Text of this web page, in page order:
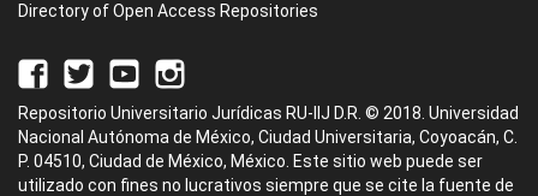
Directory of Open Access Repositories
Repositorio Universitario Jurídicas RU-IIJ D.R. © 2018. Universidad
Nacional Autónoma de México, Ciudad Universitaria, Coyoacán, C.
P. 04510, Ciudad de México, México. Este sitio web puede ser
utilizado con fines no lucrativos siempre que se cite la fuente de